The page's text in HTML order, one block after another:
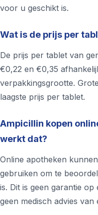
voor u geschikt is.
Wat is de prijs per
De prijs per tablet van
€0,22 en €0,35
verpakkingsgrootte.
laagste prijs per tablet.
Ampicillin kopen
werkt dat?
Online apotheken
gebruiken om te
is. Dit is geen garantie
geen medisch advies van